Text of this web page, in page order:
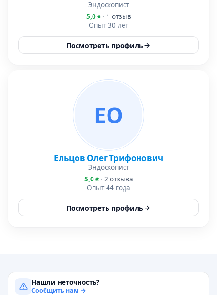
Эндоскопист
5,0
· 1 отзыв
Опыт 30 лет
Посмотреть профиль
ЕО
Ельцов Олег Трифонович
Эндоскопист
5,0
· 2 отзыва
Опыт 44 года
Посмотреть профиль
Нашли неточность?
Сообщить нам →